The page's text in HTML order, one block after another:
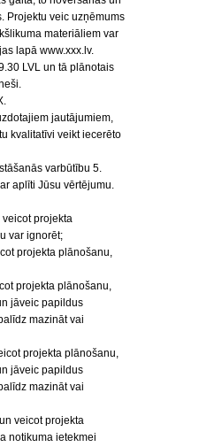
Projektu veic uzņēmums
materiāliem var
lapā www.xxx.lv.
LVL un tā plānotais
jautājumiem,
kvalitatīvi veikt iecerēto
varbūtību 5.
aplīti Jūsu vērtējumu.
projekta
var ignorēt;
projekta plānošanu,
projekta plānošanu,
jāveic papildus
mazināt vai
projekta plānošanu,
jāveic papildus
mazināt vai
veicot projekta
notikuma ietekmei